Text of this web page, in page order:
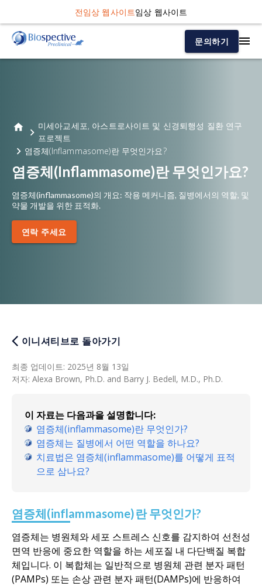
전임상 웹사이트임상 웹사이트
문의하기
미세아교세포, 아스트로사이트 및 신경퇴행성 질환 연구
프로젝트
염증체(Inflammasome)란 무엇인가요?
염증체(Inflammasome)란 무엇인가요?
염증체(inflammasome)의 개요: 작용 메커니즘, 질병에서의 역할, 및
약물 개발을 위한 표적화.
연락 주세요
이니셔티브로 돌아가기
최종 업데이트: 2025년 8월 13일
저자: Alexa Brown, Ph.D. and Barry J. Bedell, M.D., Ph.D.
이 자료는 다음과을 설명합니다:
염증체(inflammasome)란 무엇인가?
염증체는 질병에서 어떤 역할을 하나요?
치료법은 염증체(inflammasome)를 어떻게 표적
으로 삼나요?
염증체(inflammasome)란 무엇인가?
염증체는 병원체와 세포 스트레스 신호를 감지하여 선천성
면역 반응에 중요한 역할을 하는 세포질 내 다단백질 복합
체입니다. 이 복합체는 일반적으로 병원체 관련 분자 패턴
(PAMPs) 또는 손상 관련 분자 패턴(DAMPs)에 반응하여